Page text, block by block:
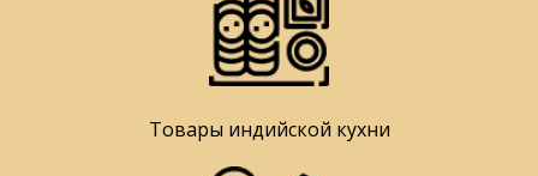
Товары индийской кухни